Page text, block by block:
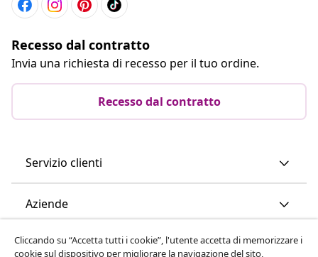
Recesso dal contratto
Invia una richiesta di recesso per il tuo ordine.
Recesso dal contratto
Servizio clienti
Aziende
vidaXL
Cliccando su “Accetta tutti i cookie”, l'utente accetta di memorizzare i
cookie sul dispositivo per migliorare la navigazione del sito,